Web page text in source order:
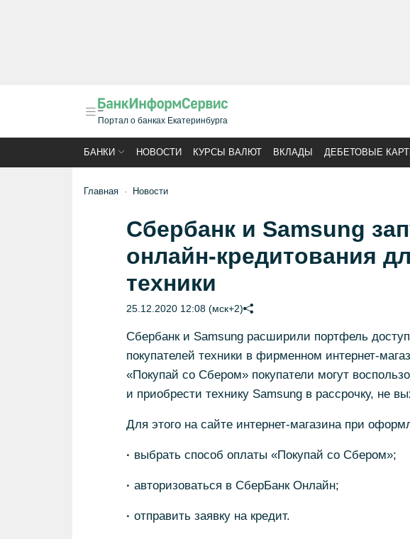
Портал о банках Екатеринбурга
БАНКИ НОВОСТИ КУРСЫ ВАЛЮТ ВКЛАДЫ ДЕБЕТОВЫЕ
Главная Новости
Сбербанк и Samsung
онлайн-кредитования
техники
25.12.2020 12:08 (мск+2)
Сбербанк и Samsung расширили портфель
покупателей техники в фирменном интернет-
«Покупай со Сбером» покупатели могут
и приобрести технику Samsung в рассрочку, не
Для этого на сайте интернет-магазина при
· выбрать способ оплаты «Покупай со Сбером»;
· авторизоваться в СберБанк Онлайн;
· отправить заявку на кредит.